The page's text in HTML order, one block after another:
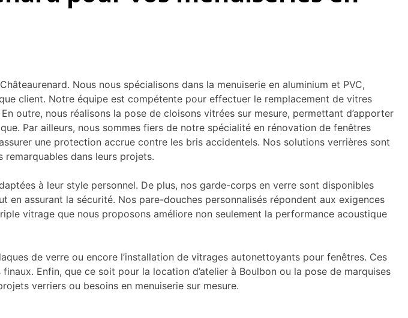
Nous nous spécialisons dans la menuiserie en aluminium et PVC,
client. Notre équipe est compétente pour effectuer le remplacement de vitres
outre, nous réalisons la pose de cloisons vitrées sur mesure, permettant d’apporter
Par ailleurs, nous sommes fiers de notre spécialité en rénovation de fenêtres
une protection accrue contre les bris accidentels. Nos solutions verrières sont
dans leurs projets.
à leur style personnel. De plus, nos garde-corps en verre sont disponibles
assurant la sécurité. Nos pare-douches personnalisés répondent aux exigences
vitrage que nous proposons améliore non seulement la performance acoustique
de verre ou encore l’installation de vitrages autonettoyants pour fenêtres. Ces
Enfin, que ce soit pour la location d’atelier à Boulbon ou la pose de marquises
verriers ou besoins en menuiserie sur mesure.